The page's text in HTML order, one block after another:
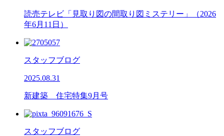
読売テレビ「見取り図の間取り図ミステリー」（2026
年6月11日）
スタッフブログ
2025.08.31
新建築 住宅特集9月号
スタッフブログ